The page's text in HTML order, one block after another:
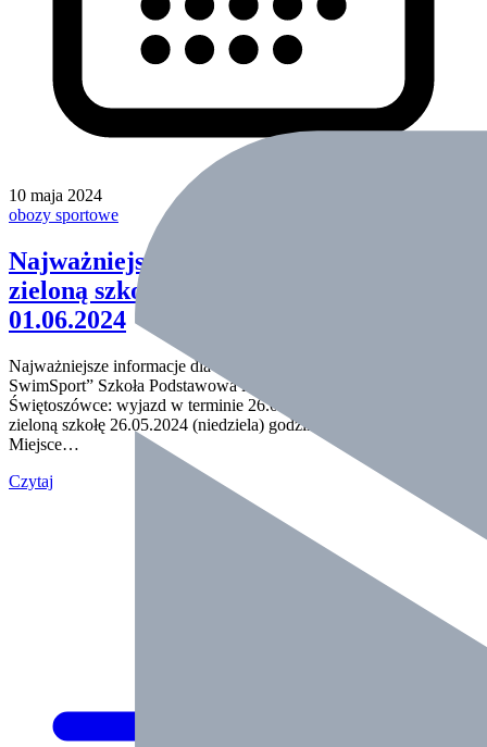
10 maja 2024
obozy sportowe
Najważniejsze inf. dla wyjeżdżających na
zieloną szkołę do Dźwirzyna 26.05-
01.06.2024
Najważniejsze informacje dla uczestników „Zielonej Szkoły ze
SwimSport” Szkoła Podstawowa im. Rudolfa Gila w
Świętoszówce: wyjazd w terminie 26.05-1.06.2024 Wyjazd na
zieloną szkołę 26.05.2024 (niedziela) godzina 8:00, zbiórka 8:30
Miejsce…
Czytaj